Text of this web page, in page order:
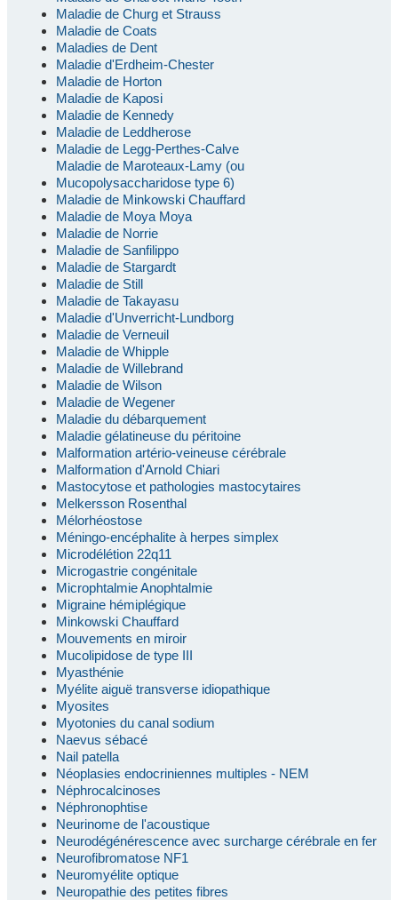
Maladie de Churg et Strauss
Maladie de Coats
Maladies de Dent
Maladie d'Erdheim-Chester
Maladie de Horton
Maladie de Kaposi
Maladie de Kennedy
Maladie de Leddherose
Maladie de Legg-Perthes-Calve
Maladie de Maroteaux-Lamy (ou
Mucopolysaccharidose type 6)
Maladie de Minkowski Chauffard
Maladie de Moya Moya
Maladie de Norrie
Maladie de Sanfilippo
Maladie de Stargardt
Maladie de Still
Maladie de Takayasu
Maladie d'Unverricht-Lundborg
Maladie de Verneuil
Maladie de Whipple
Maladie de Willebrand
Maladie de Wilson
Maladie de Wegener
Maladie du débarquement
Maladie gélatineuse du péritoine
Malformation artério-veineuse cérébrale
Malformation d'Arnold Chiari
Mastocytose et pathologies mastocytaires
Melkersson Rosenthal
Mélorhéostose
Méningo-encéphalite à herpes simplex
Microdélétion 22q11
Microgastrie congénitale
Microphtalmie Anophtalmie
Migraine hémiplégique
Minkowski Chauffard
Mouvements en miroir
Mucolipidose de type III
Myasthénie
Myélite aiguë transverse idiopathique
Myosites
Myotonies du canal sodium
Naevus sébacé
Nail patella
Néoplasies endocriniennes multiples - NEM
Néphrocalcinoses
Néphronophtise
Neurinome de l'acoustique
Neurodégénérescence avec surcharge cérébrale en fer
Neurofibromatose NF1
Neuromyélite optique
Neuropathie des petites fibres